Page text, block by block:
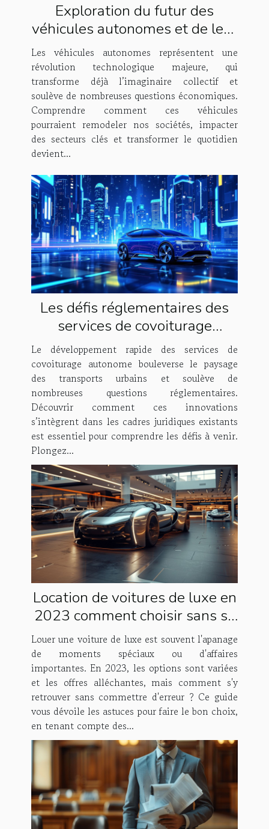
Exploration du futur des
véhicules autonomes et de leur
impact économique
Les véhicules autonomes représentent une
révolution technologique majeure, qui
transforme déjà l’imaginaire collectif et
soulève de nombreuses questions économiques.
Comprendre comment ces véhicules
pourraient remodeler nos sociétés, impacter
des secteurs clés et transformer le quotidien
devient...
Les défis réglementaires des
services de covoiturage
autonome
Le développement rapide des services de
covoiturage autonome bouleverse le paysage
des transports urbains et soulève de
nombreuses questions réglementaires.
Découvrir comment ces innovations
s’intègrent dans les cadres juridiques existants
est essentiel pour comprendre les défis à venir.
Plongez...
Location de voitures de luxe en
2023 comment choisir sans se
tromper
Louer une voiture de luxe est souvent l'apanage
de moments spéciaux ou d'affaires
importantes. En 2023, les options sont variées
et les offres alléchantes, mais comment s'y
retrouver sans commettre d'erreur ? Ce guide
vous dévoile les astuces pour faire le bon choix,
en tenant compte des...